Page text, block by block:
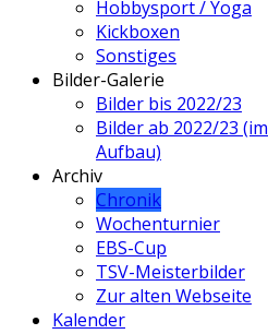
Hobbysport / Yoga
Kickboxen
Sonstiges
Bilder-Galerie
Bilder bis 2022/23
Bilder ab 2022/23 (im
Aufbau)
Archiv
Chronik
Wochenturnier
EBS-Cup
TSV-Meisterbilder
Zur alten Webseite
Kalender